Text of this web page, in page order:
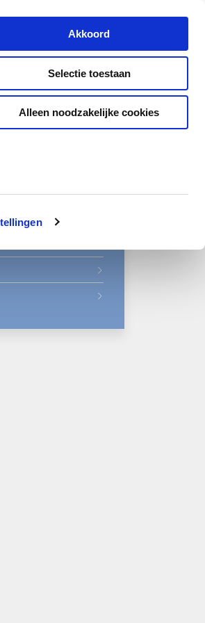
Akkoord
Selectie toestaan
Alleen noodzakelijke cookies